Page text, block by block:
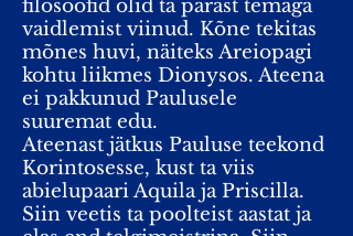
filosoofid olid ta pärast temaga
vaidlemist viinud. Kõne tekitas
mõnes huvi, näiteks Areiopagi
kohtu liikmes Dionysos. Ateena
ei pakkunud Paulusele
suuremat edu.
Ateenast jätkus Pauluse teekond
Korintosesse, kust ta viis
abielupaari Aquila ja Priscilla.
Siin veetis ta poolteist aastat ja